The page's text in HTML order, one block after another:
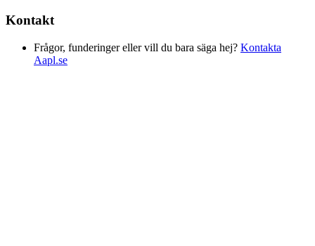
Kontakt
Frågor, funderinger eller vill du bara säga hej? Kontakta
Aapl.se